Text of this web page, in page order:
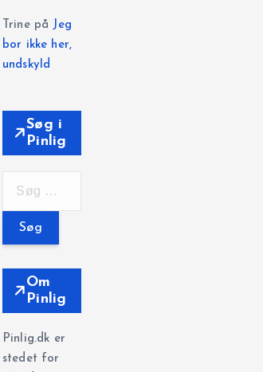
Trinepå Jeg
bor ikke her,
undskyld
Søg i
Pinlig
:
Om
Pinlig
Pinlig.dk er
stedet for